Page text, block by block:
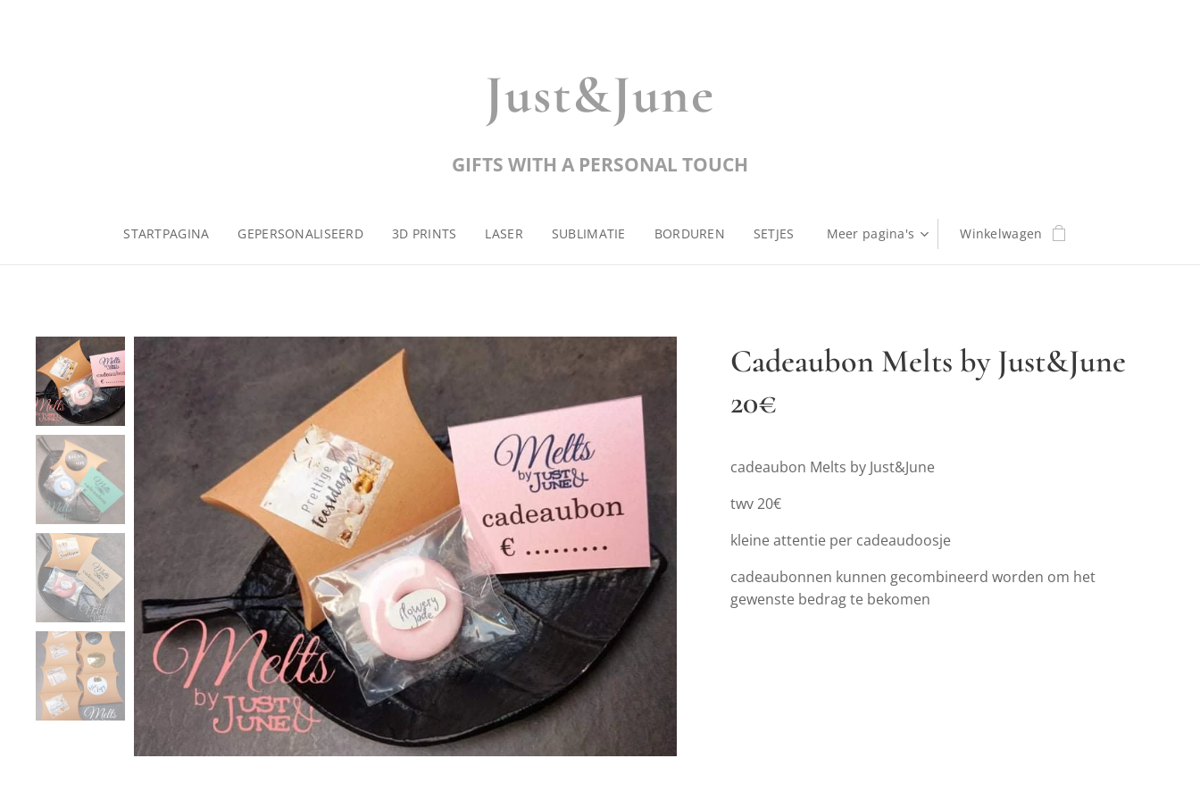
Just&June
GIFTS WITH A PERSONAL TOUCH
STARTPAGINA GEPERSONALISEERD 3D PRINTS LASER SUBLIMATIE BORDUREN SETJES Meer pagina's Winkelwagen
Cadeaubon Melts by Just&June
20€
cadeaubon Melts by Just&June
twv 20€
kleine attentie per cadeaudoosje
cadeaubonnen kunnen gecombineerd worden om het
gewenste bedrag te bekomen